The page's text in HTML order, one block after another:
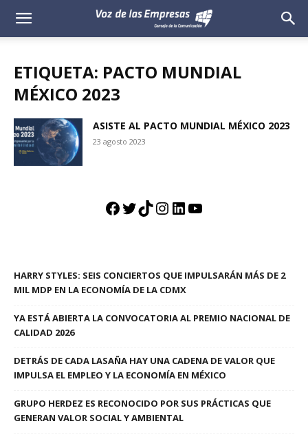
Voz
Empresas
ETIQUETA: PACTO MUNDIAL
MÉXICO 2023
ASISTE AL PACTO MUNDIAL MÉXICO 2023
23 agosto 2023
Facebook
Twitter
TikTok
Instagram
LinkedIn
YouTube
HARRY STYLES: SEIS CONCIERTOS QUE IMPULSARÁN MÁS DE 2
MIL MDP EN LA ECONOMÍA DE LA CDMX
YA ESTÁ ABIERTA LA CONVOCATORIA AL PREMIO NACIONAL DE
CALIDAD 2026
DETRÁS DE CADA LASAÑA HAY UNA CADENA DE VALOR QUE
IMPULSA EL EMPLEO Y LA ECONOMÍA EN MÉXICO
GRUPO HERDEZ ES RECONOCIDO POR SUS PRÁCTICAS QUE
GENERAN VALOR SOCIAL Y AMBIENTAL